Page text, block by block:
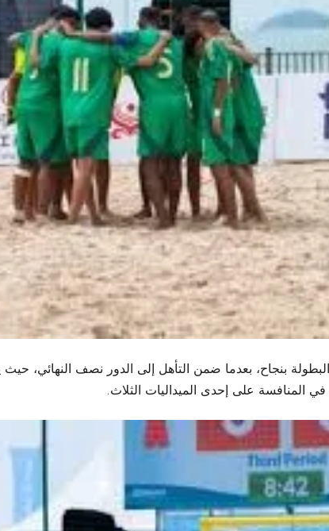
بنجاح، بعدما ضمن التأهل إلى الدور نصف النهائي، حيث
المنافسة على إحدى الميداليات الثلاث.